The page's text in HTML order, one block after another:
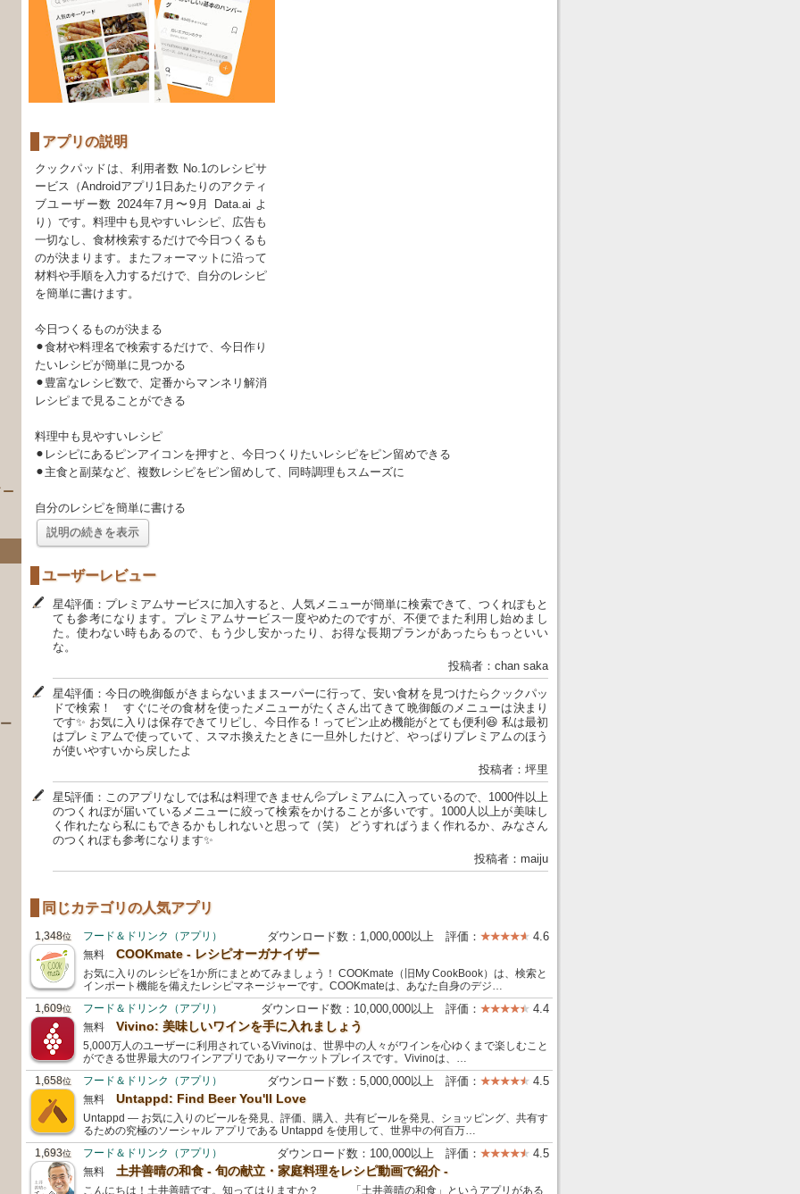
アプリの説明
クックパッドは、利用者数 No.1のレシピサ
ービス（Androidアプリ1日あたりのアクティ
ブユーザー数 2024年7月〜9月 Data.ai よ
り）です。料理中も見やすいレシピ、広告も
一切なし、食材検索するだけで今日つくるも
のが決まります。またフォーマットに沿って
材料や手順を入力するだけで、自分のレシピ
を簡単に書けます。
今日つくるものが決まる
⚫︎食材や料理名で検索するだけで、今日作り
たいレシピが簡単に見つかる
⚫︎豊富なレシピ数で、定番からマンネリ解消
レシピまで見ることができる
料理中も見やすいレシピ
⚫︎レシピにあるピンアイコンを押すと、今日つくりたいレシピをピン留めできる
⚫︎主食と副菜など、複数レシピをピン留めして、同時調理もスムーズに
自分のレシピを簡単に書ける
説明の続きを表示
ユーザーレビュー
星4評価：プレミアムサービスに加入すると、人気メニューが簡単に検索できて、つくれぽもと
ても参考になります。プレミアムサービス一度やめたのですが、不便でまた利用し始めまし
た。使わない時もあるので、もう少し安かったり、お得な長期プランがあったらもっといい
な。
投稿者：chan saka
星4評価：今日の晩御飯がきまらないままスーパーに行って、安い食材を見つけたらクックパッ
ドで検索！ すぐにその食材を使ったメニューがたくさん出てきて晩御飯のメニューは決まり
です✨ お気に入りは保存できてリピし、今日作る！ってピン止め機能がとても便利😆 私は最初
はプレミアムで使っていて、スマホ換えたときに一旦外したけど、やっぱりプレミアムのほう
が使いやすいから戻したよ
投稿者：坪里
星5評価：このアプリなしでは私は料理できません💦プレミアムに入っているので、1000件以上
のつくれぽが届いているメニューに絞って検索をかけることが多いです。1000人以上が美味し
く作れたなら私にもできるかもしれないと思って（笑） どうすればうまく作れるか、みなさん
のつくれぽも参考になります✨️
投稿者：maiju
同じカテゴリの人気アプリ
1,348位 フード＆ドリンク（アプリ） ダウンロード数：1,000,000以上 評価： 4.6
無料 COOKmate - レシピオーガナイザー
お気に入りのレシピを1か所にまとめてみましょう！ COOKmate（旧My CookBook）は、検索と
インポート機能を備えたレシピマネージャーです。COOKmateは、あなた自身のデジ…
1,609位 フード＆ドリンク（アプリ） ダウンロード数：10,000,000以上 評価： 4.4
無料 Vivino: 美味しいワインを手に入れましょう
5,000万人のユーザーに利用されているVivinoは、世界中の人々がワインを心ゆくまで楽しむこと
ができる世界最大のワインアプリでありマーケットプレイスです。Vivinoは、…
1,658位 フード＆ドリンク（アプリ） ダウンロード数：5,000,000以上 評価： 4.5
無料 Untappd: Find Beer You'll Love
Untappd — お気に入りのビールを発見、評価、購入、共有ビールを発見、ショッピング、共有す
るための究極のソーシャル アプリである Untappd を使用して、世界中の何百万…
1,693位 フード＆ドリンク（アプリ） ダウンロード数：100,000以上 評価： 4.5
無料 土井善晴の和食 - 旬の献立・家庭料理をレシピ動画で紹介 -
こんにちは！土井善晴です。知ってはりますか？ 「土井善晴の和食」というアプリがある